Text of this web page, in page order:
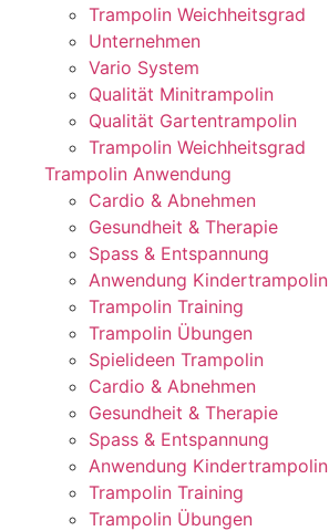
Trampolin Weichheitsgrad
Unternehmen
Vario System
Qualität Minitrampolin
Qualität Gartentrampolin
Trampolin Weichheitsgrad
Trampolin Anwendung
Cardio & Abnehmen
Gesundheit & Therapie
Spass & Entspannung
Anwendung Kindertrampolin
Trampolin Training
Trampolin Übungen
Spielideen Trampolin
Cardio & Abnehmen
Gesundheit & Therapie
Spass & Entspannung
Anwendung Kindertrampolin
Trampolin Training
Trampolin Übungen